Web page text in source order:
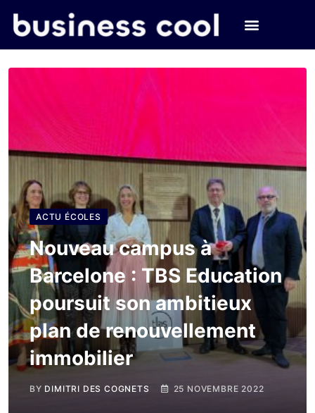
ACTU ÉCOLES
Nouveau campus à
Barcelone : TBS Education
poursuit son ambitieux
plan de renouvellement
immobilier
BY DIMITRI DES COGNETS 25 NOVEMBRE 2022